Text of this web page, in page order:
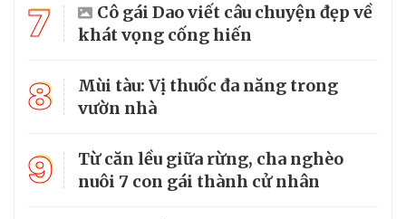
7
Cô gái Dao viết câu chuyện đẹp về
khát vọng cống hiến
8
Mùi tàu: Vị thuốc đa năng trong
vườn nhà
9
Từ căn lều giữa rừng, cha nghèo
nuôi 7 con gái thành cử nhân